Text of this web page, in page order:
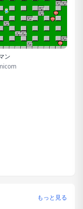
ン
もっと見る